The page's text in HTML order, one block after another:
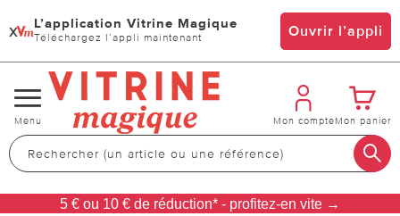
x L’application Vitrine Magique
Téléchargez l’appli maintenant Ouvrir l’appli
Changer
de
navigation
Menu Mon compteMon panier
5 € ou 10 € de réduction* - profitez-en vite →